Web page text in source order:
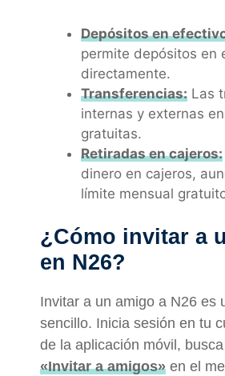
Depósitos en
permite depósitos en
directamente.
Transferencias: Las
internas y externas
gratuitas.
Retiradas en cajeros:
dinero en cajeros,
límite mensual
¿Cómo invitar a
en N26?
Invitar a un amigo a N26 es
sencillo. Inicia sesión en tu
de la aplicación móvil,
«Invitar a amigos» en el